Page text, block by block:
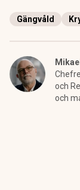
Gängvåld
och
och